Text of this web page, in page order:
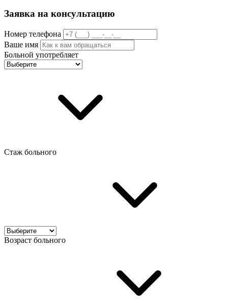
Заявка на консультацию
Номер телефона
Ваше имя
Больной употребляет
Стаж больного
Возраст больного